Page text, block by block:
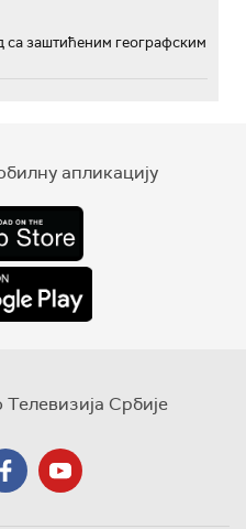
заштићеним географским
апликацију
Србије